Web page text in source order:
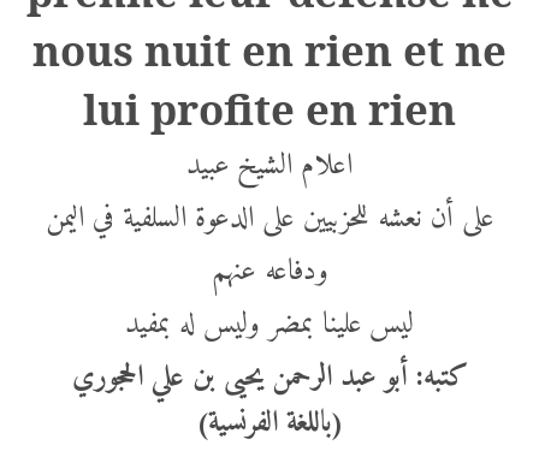
nous nuit en rien et ne
lui profite en rien
اعلام الشيخ عبيد
على أن نعشه للحزبيين على الدعوة السلفية في اليمن
ودفاعه عنهم
ليس علينا بمضر وليس له بمفيد
كتبه: أبو عبد الرحمن يحيى بن علي الحجوري
(باللغة الفرنسية)